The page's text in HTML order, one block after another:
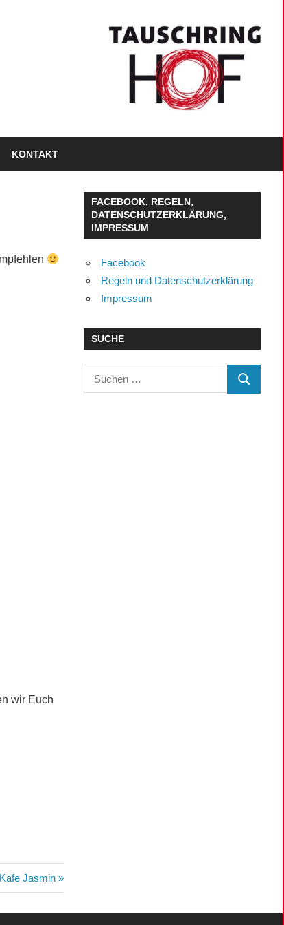
KONTAKT
wir Euch
Jasmin
FACEBOOK, REGELN,
DATENSCHUTZERKLÄRUNG,
IMPRESSUM
Facebook
Regeln und Datenschutzerklärung
Impressum
SUCHE
Suchen
nach:
SUCHEN